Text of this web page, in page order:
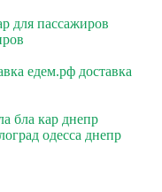
для пассажиров
едем.рф доставка
бла кар днепр
одесса днепр